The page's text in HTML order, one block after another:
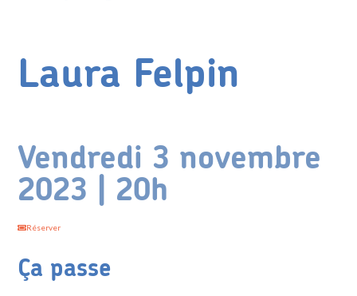
Laura Felpin
Vendredi 3 novembre
2023 | 20h
Réserver
Ça passe